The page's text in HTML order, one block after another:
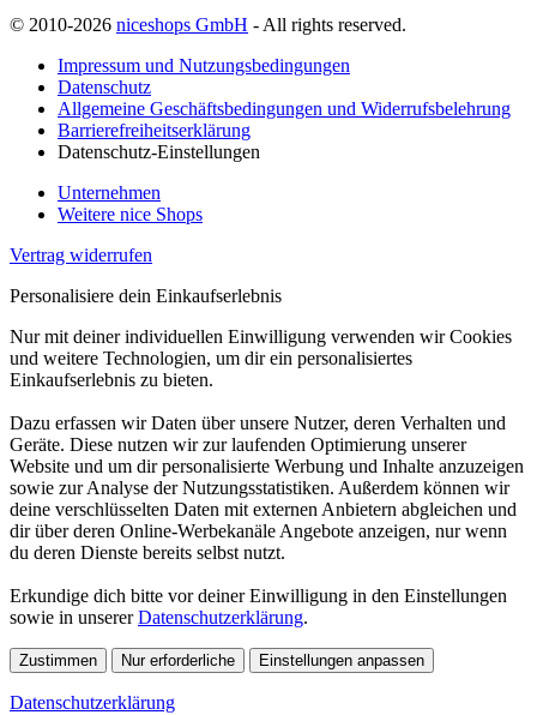
© 2010-2026 niceshops GmbH - All rights reserved.
Impressum und Nutzungsbedingungen
Datenschutz
Allgemeine Geschäftsbedingungen und Widerrufsbelehrung
Barrierefreiheitserklärung
Datenschutz-Einstellungen
Unternehmen
Weitere nice Shops
Vertrag widerrufen
Personalisiere dein Einkaufserlebnis
Nur mit deiner individuellen Einwilligung verwenden wir Cookies
und weitere Technologien, um dir ein personalisiertes
Einkaufserlebnis zu bieten.
Dazu erfassen wir Daten über unsere Nutzer, deren Verhalten und
Geräte. Diese nutzen wir zur laufenden Optimierung unserer
Website und um dir personalisierte Werbung und Inhalte anzuzeigen
sowie zur Analyse der Nutzungsstatistiken. Außerdem können wir
deine verschlüsselten Daten mit externen Anbietern abgleichen und
dir über deren Online-Werbekanäle Angebote anzeigen, nur wenn
du deren Dienste bereits selbst nutzt.
Erkundige dich bitte vor deiner Einwilligung in den Einstellungen
sowie in unsererDatenschutzerklärung.
Zustimmen Nur erforderliche Einstellungen anpassen
Datenschutzerklärung